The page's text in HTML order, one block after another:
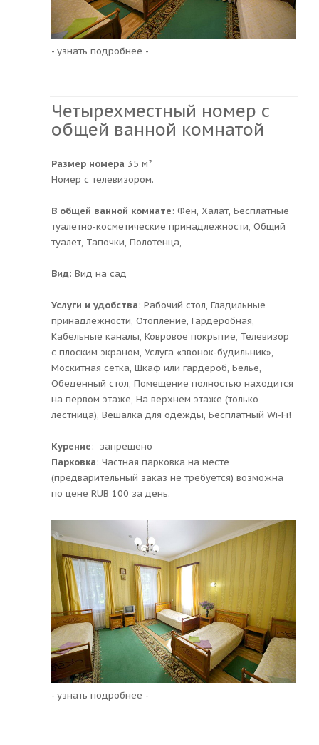
- узнать подробнее -
Четырехместный номер с
общей ванной комнатой
Размер номера 35 м²
Номер с телевизором.
В общей ванной комнате: Фен, Халат, Бесплатные
туалетно-косметические принадлежности, Общий
туалет, Тапочки, Полотенца,
Вид: Вид на сад
Услуги и удобства: ​Рабочий стол, Гладильные
принадлежности, Отопление, Гардеробная,
Кабельные каналы, Ковровое покрытие, Телевизор
с плоским экраном, Услуга «звонок-будильник»,
Москитная сетка, Шкаф или гардероб, Белье,
Обеденный стол, Помещение полностью находится
на первом этаже, На верхнем этаже (только
лестница), Вешалка для одежды, Бесплатный Wi-Fi!
Курение: ​ запрещено
Парковка: ​Частная парковка на месте
(предварительный заказ не требуется) возможна
по цене RUB 100 за день.
- узнать подробнее -